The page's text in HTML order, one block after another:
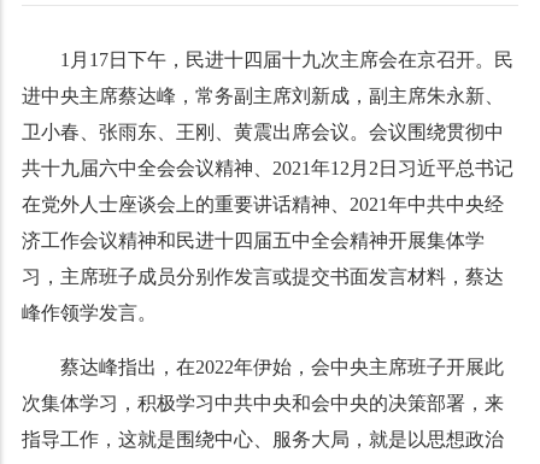
1月17日下午，民进十四届十九次主席会在京召开。民
进中央主席蔡达峰，常务副主席刘新成，副主席朱永新、
卫小春、张雨东、王刚、黄震出席会议。会议围绕贯彻中
共十九届六中全会会议精神、2021年12月2日习近平总书记
在党外人士座谈会上的重要讲话精神、2021年中共中央经
济工作会议精神和民进十四届五中全会精神开展集体学
习，主席班子成员分别作发言或提交书面发言材料，蔡达
峰作领学发言。
蔡达峰指出，在2022年伊始，会中央主席班子开展此
次集体学习，积极学习中共中央和会中央的决策部署，来
指导工作，这就是围绕中心、服务大局，就是以思想政治